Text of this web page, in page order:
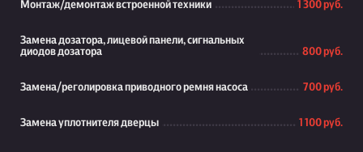
Монтаж/демонтаж встроенной техники 1 300 руб.
Замена дозатора, лицевой панели, сигнальных
диодов дозатора
800 руб.
Замена/реголировка приводного ремня насоса 700 руб.
Замена уплотнителя дверцы 1 100 руб.